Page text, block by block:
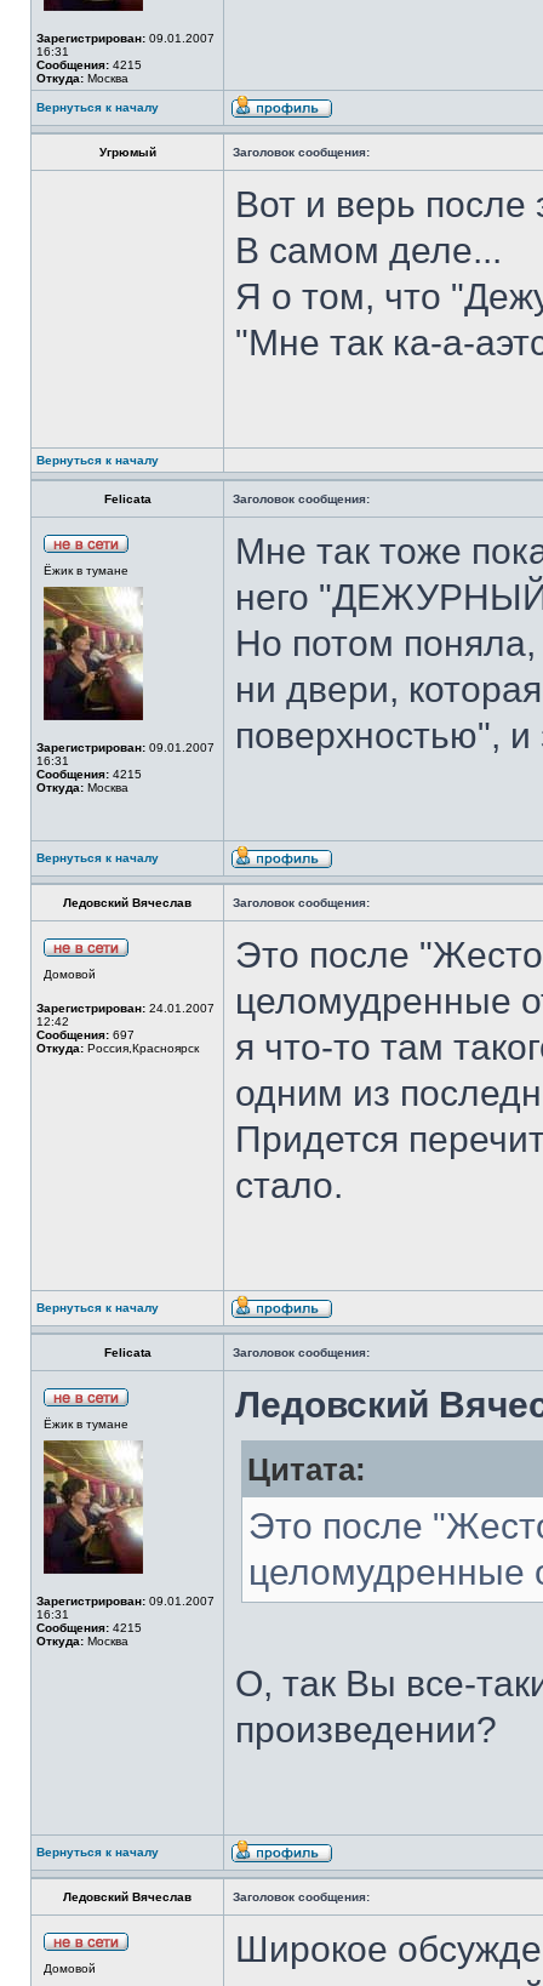
Зарегистрирован: 09.01.2007
16:31
Сообщения: 4215
Откуда: Москва
Вернуться к началу
Угрюмый Заголовок сообщения:
Вот и верь
В самом деле...
Я о том, что
"Мне так ка-а-
Вернуться к началу
Felicata Заголовок сообщения:
Ёжик в тумане
Зарегистрирован: 09.01.2007
16:31
Сообщения: 4215
Откуда: Москва
Мне так тоже
него
Но потом поняла,
ни двери,
поверхностью",
Вернуться к началу
Ледовский Вячеслав Заголовок сообщения:
Домовой
Зарегистрирован: 24.01.2007
12:42
Сообщения: 697
Откуда: Россия,Красноярск
Это после
целомудренные
я что-то там
одним из
Придется
стало.
Вернуться к началу
Felicata Заголовок сообщения:
Ёжик в тумане
Зарегистрирован: 09.01.2007
16:31
Сообщения: 4215
Откуда: Москва
Ледовский
Цитата:
Это после
целомудренные
О, так Вы все-
произведении?
Вернуться к началу
Ледовский Вячеслав Заголовок сообщения:
Домовой
Широкое